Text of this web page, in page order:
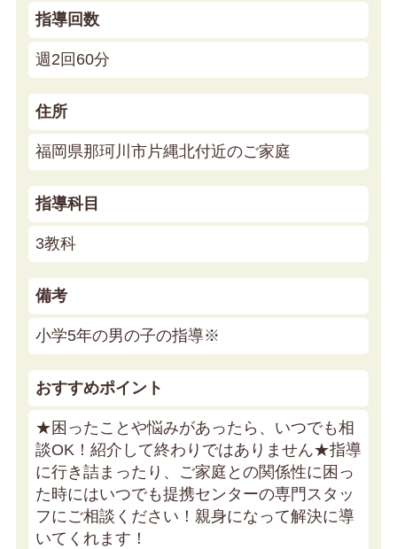
指導回数
週2回60分
住所
福岡県那珂川市片縄北付近のご家庭
指導科目
3教科
備考
小学5年の男の子の指導※
おすすめポイント
★困ったことや悩みがあったら、いつでも相
談OK！紹介して終わりではありません★指導
に行き詰まったり、ご家庭との関係性に困っ
た時にはいつでも提携センターの専門スタッ
フにご相談ください！親身になって解決に導
いてくれます！